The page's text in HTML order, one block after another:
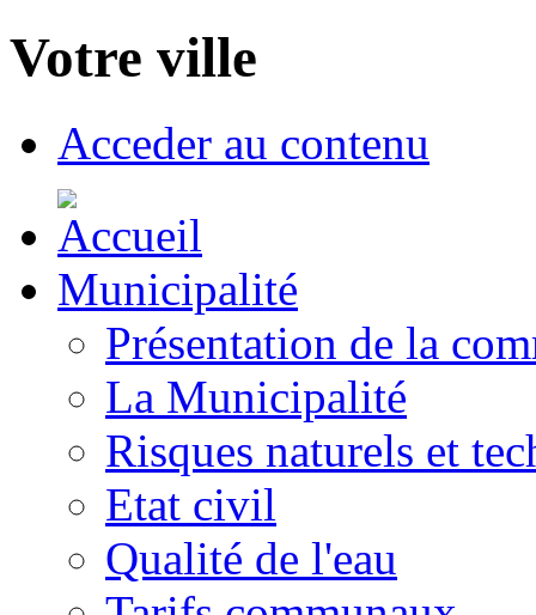
Votre ville
Acceder au contenu
Municipalité
Présentation de la
La Municipalité
Risques naturels et
Etat civil
Qualité de l'eau